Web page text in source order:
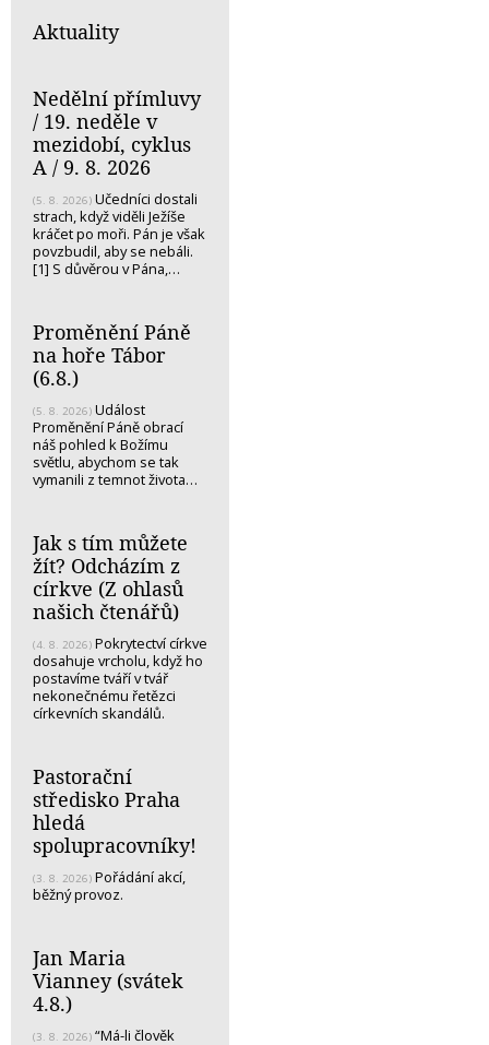
Aktuality
Nedělní přímluvy
/ 19. neděle v
mezidobí, cyklus
A / 9. 8. 2026
(5. 8. 2026) Učedníci dostali
strach, když viděli Ježíše
kráčet po moři. Pán je však
povzbudil, aby se nebáli.
[1] S důvěrou v Pána,…
Proměnění Páně
na hoře Tábor
(6.8.)
(5. 8. 2026) Událost
Proměnění Páně obrací
náš pohled k Božímu
světlu, abychom se tak
vymanili z temnot života…
Jak s tím můžete
žít? Odcházím z
církve (Z ohlasů
našich čtenářů)
(4. 8. 2026) Pokrytectví církve
dosahuje vrcholu, když ho
postavíme tváří v tvář
nekonečnému řetězci
církevních skandálů.
Pastorační
středisko Praha
hledá
spolupracovníky!
(3. 8. 2026) Pořádání akcí,
běžný provoz.
Jan Maria
Vianney (svátek
4.8.)
(3. 8. 2026) “Má-li člověk